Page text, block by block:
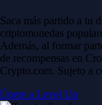
Saca más partido a tu
criptomonedas
Además, al formar
de recompensas en
Crypto.com. Sujeto a
Únete a Level Up